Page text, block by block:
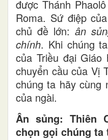
được Thánh
Roma. Sứ điệp
chủ đề lớn: ân
chính. Khi chúng
của Triều đại
chuyển cầu của Vị
chúng ta hãy cùng
của ngài.
Ân sủng: Thiên
chọn gọi chúng